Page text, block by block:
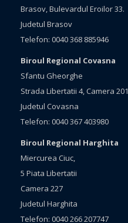
Brasov, Bulevardul Eroilor 33.
Judetul Brasov
Telefon: 0040 368 885946
Biroul Regional Covasna
Sfantu Gheorghe
Strada Libertatii 4, Camera 201
Judetul Covasna
Telefon: 0040 367 403980
Biroul Regional Harghita
Miercurea Ciuc,
5 Piata Libertatii
Camera 227
Judetul Harghita
Telefon: 0040 266 207747